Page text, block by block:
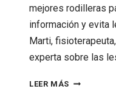
mejores rodilleras
información y evita
Marti,
experta sobre las
LEER MÁS 90